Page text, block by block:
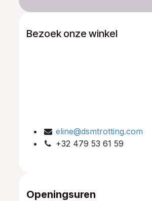
Bezoek onze winkel
eline@dsmtrotting.com
+32 479 53 61 59
Openingsuren